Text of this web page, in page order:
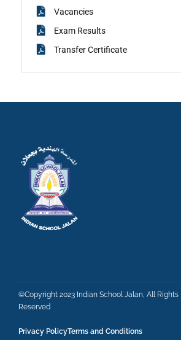
Vacancies
Exam Results
Transfer Certificate
©Copyright 2023 Indian School Jalan, All Rights
Reserved
Privacy PolicyTerms and Conditions